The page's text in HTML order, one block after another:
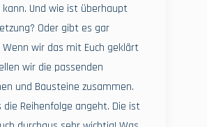
kann. Und wie ist überhaupt
Oder gibt es gar
wir das mit Euch geklärt
wir die passenden
und Bausteine zusammen.
die Reihenfolge angeht. Die ist